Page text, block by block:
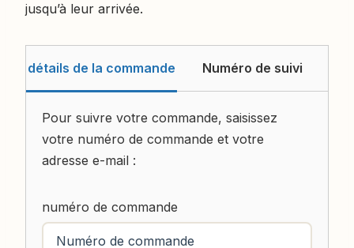
jusqu’à leur arrivée.
détails de la commande Numéro de suivi
Pour suivre votre commande, saisissez
votre numéro de commande et votre
adresse e-mail :
numéro de commande